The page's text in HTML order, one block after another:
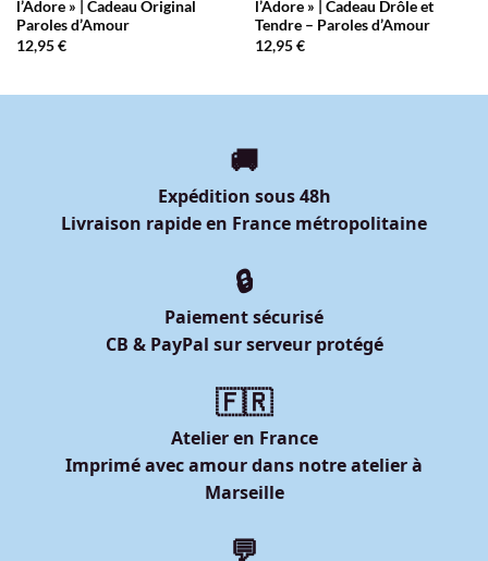
l’Adore » | Cadeau Original
Paroles d’Amour
12,95€
l’Adore » | Cadeau Drôle et
Tendre – Paroles d’Amour
12,95€
🚚
Expédition sous 48h
Livraison rapide en France métropolitaine
🔒
Paiement sécurisé
CB & PayPal sur serveur protégé
🇫🇷
Atelier en France
Imprimé avec amour dans notre atelier à
Marseille
💬